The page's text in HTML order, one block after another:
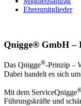
Ehrenmitglieder
Qnigge® GmbH –
Das Qnigge®-Prinzip –
Dabei handelt es sich
Mit dem ServiceQnigge
Führungskräfte und